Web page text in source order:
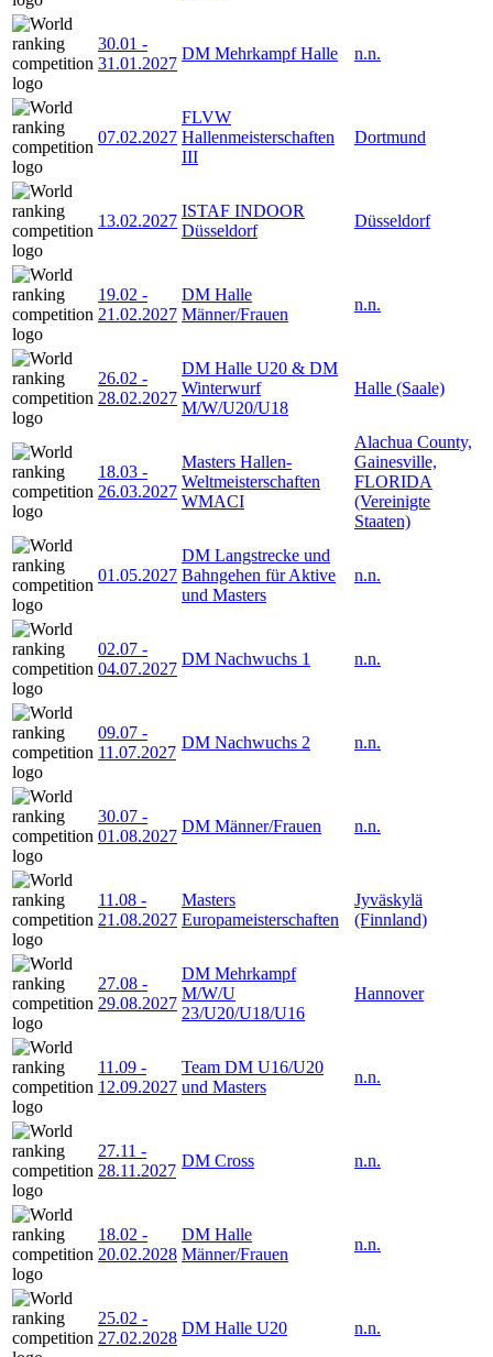
30.01 -
31.01.2027
DM Mehrkampf Halle n.n.
07.02.2027
FLVW
Hallenmeisterschaften
III
Dortmund
13.02.2027
ISTAF INDOOR
Düsseldorf
Düsseldorf
19.02 -
21.02.2027
DM Halle
Männer/Frauen
n.n.
26.02 -
28.02.2027
DM Halle U20 & DM
Winterwurf
M/W/U20/U18
Halle (Saale)
18.03 -
26.03.2027
Masters Hallen-
Weltmeisterschaften
WMACI
Alachua County,
Gainesville,
FLORIDA
(Vereinigte
Staaten)
01.05.2027
DM Langstrecke und
Bahngehen für Aktive
und Masters
n.n.
02.07 -
04.07.2027
DM Nachwuchs 1 n.n.
09.07 -
11.07.2027
DM Nachwuchs 2 n.n.
30.07 -
01.08.2027
DM Männer/Frauen n.n.
11.08 -
21.08.2027
Masters
Europameisterschaften
Jyväskylä
(Finnland)
27.08 -
29.08.2027
DM Mehrkampf
M/W/U
23/U20/U18/U16
Hannover
11.09 -
12.09.2027
Team DM U16/U20
und Masters
n.n.
27.11 -
28.11.2027
DM Cross n.n.
18.02 -
20.02.2028
DM Halle
Männer/Frauen
n.n.
25.02 -
27.02.2028
DM Halle U20 n.n.